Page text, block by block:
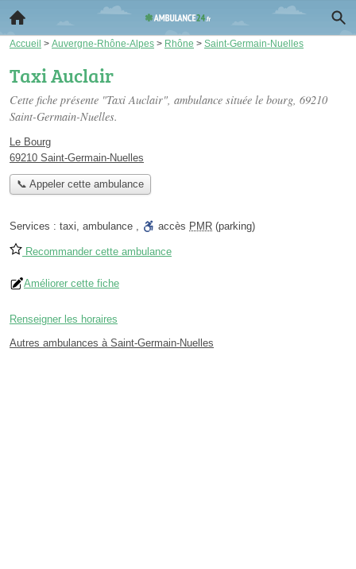
Accueil > Auvergne-Rhône-Alpes > Rhône > Saint-Germain-Nuelles
Taxi Auclair
Cette fiche présente "Taxi Auclair", ambulance située le bourg, 69210
Saint-Germain-Nuelles.
Le Bourg
69210 Saint-Germain-Nuelles
📞 Appeler cette ambulance
Services : taxi, ambulance , accès PMR (parking)
Recommander cette ambulance
Améliorer cette fiche
Renseigner les horaires
Autres ambulances à Saint-Germain-Nuelles